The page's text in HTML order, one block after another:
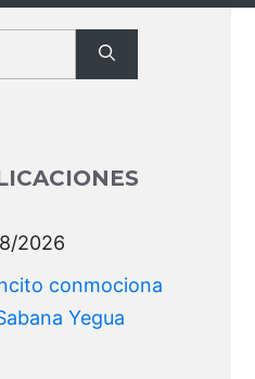
2026
conmociona
Yegua